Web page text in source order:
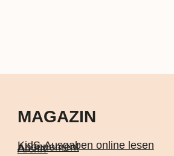
MAGAZIN
KidS-Ausgaben online lesen
Abonnement
Archiv